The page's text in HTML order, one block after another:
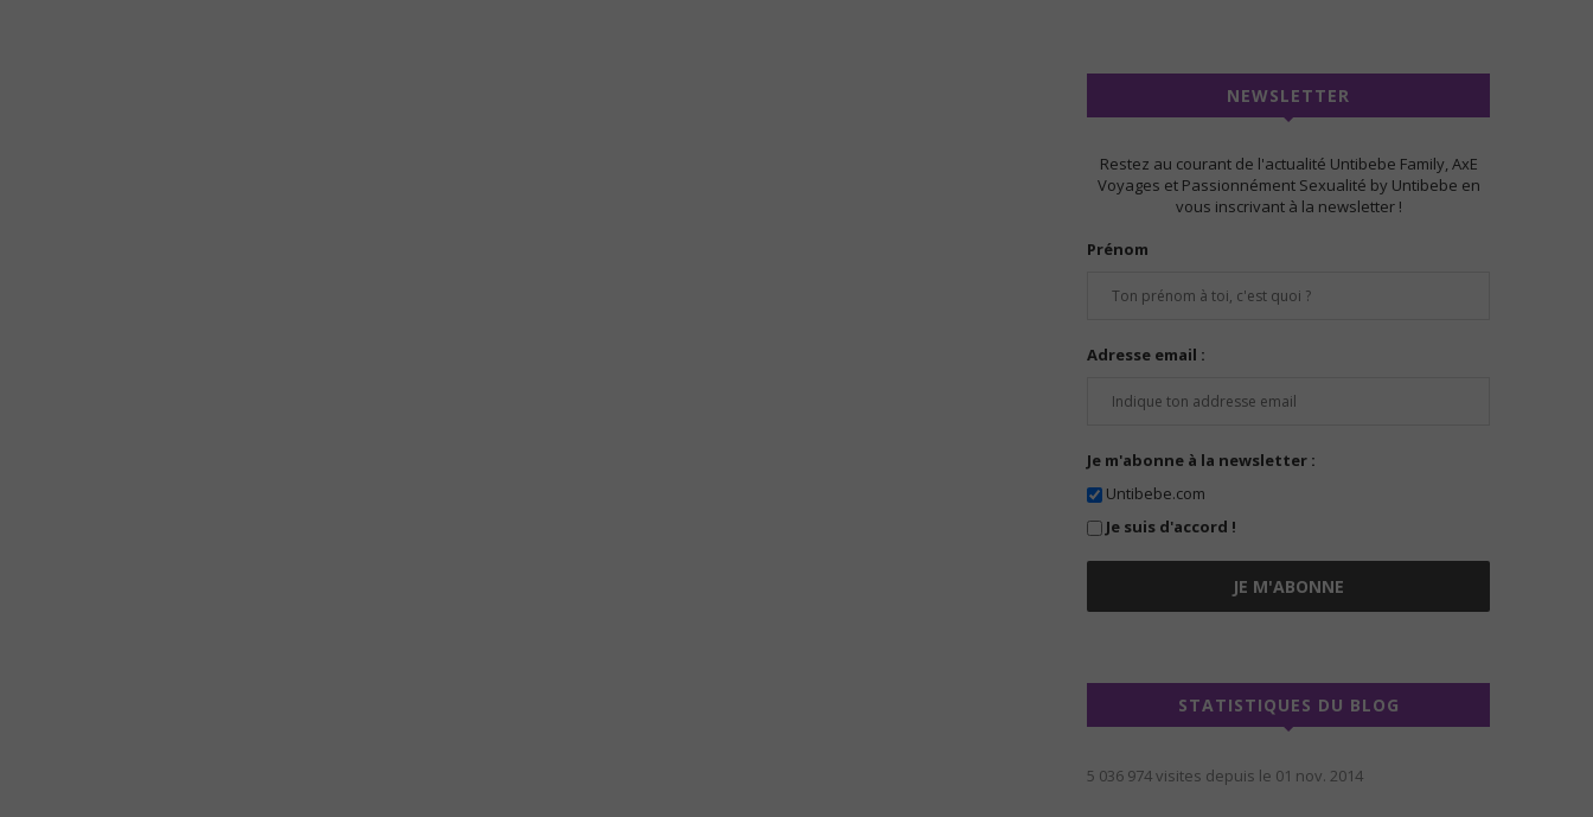
NEWSLETTER
Restez au courant de l'actualité Untibebe Family, AxE
Voyages et Passionnément Sexualité by Untibebe en
vous inscrivant à la newsletter !
Prénom
Adresse email :
Je m'abonne à la newsletter :
Untibebe.com
Je suis d'accord !
STATISTIQUES DU BLOG
5 036 974 visites depuis le 01 nov. 2014